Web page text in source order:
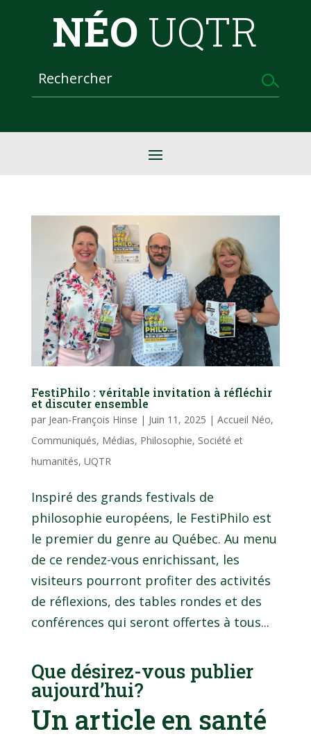
NÉO UQTR
FestiPhilo : véritable invitation à réfléchir
et discuter ensemble
par Jean-François Hinse | Juin 11, 2025 | Accueil Néo,
Communiqués, Médias, Philosophie, Société et
humanités, UQTR
Inspiré des grands festivals de
philosophie européens, le FestiPhilo est
le premier du genre au Québec. Au menu
de ce rendez-vous enrichissant, les
visiteurs pourront profiter des activités
de réflexions, des tables rondes et des
conférences qui seront offertes à tous...
Que désirez-vous publier
aujourd’hui?
Un article en santé